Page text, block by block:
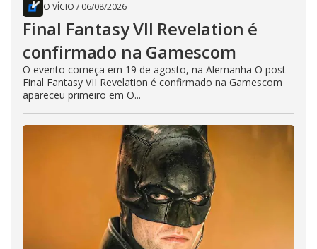
O VÍCIO / 06/08/2026
Final Fantasy VII Revelation é
confirmado na Gamescom
O evento começa em 19 de agosto, na Alemanha O post
Final Fantasy VII Revelation é confirmado na Gamescom
apareceu primeiro em O...